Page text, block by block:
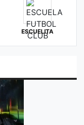
ESCUELITA